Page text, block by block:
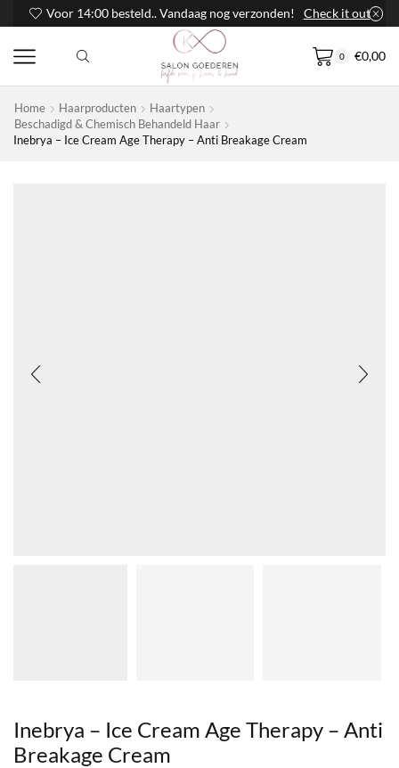
Voor 14:00 besteld.. Vandaag nog verzonden! Check it out
0 €0,00
Home Haarproducten
Haartypen
Beschadigd & Chemisch Behandeld Haar
Inebrya – Ice Cream Age Therapy – Anti Breakage Cream
Inebrya – Ice Cream Age Therapy – Anti
Breakage Cream